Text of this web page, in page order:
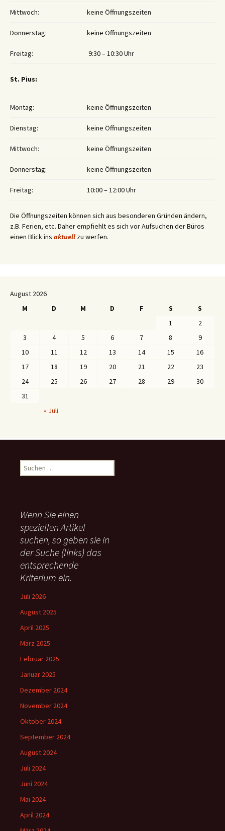
Mittwoch: keine Öffnungszeiten
Donnerstag: keine Öffnungszeiten
Freitag: 9:30 – 10:30 Uhr
St. Pius:
Montag: keine Öffnungszeiten
Dienstag: keine Öffnungszeiten
Mittwoch: keine Öffnungszeiten
Donnerstag: keine Öffnungszeiten
Freitag: 10:00 – 12:00 Uhr
Die Öffnungszeiten können sich aus besonderen Gründen ändern,
z.B. Ferien, etc. Daher empfiehlt es sich vor Aufsuchen der Büros
einen Blick ins aktuell zu werfen.
August 2026
M
D M D F S
S
1
2
3
4 5 6 7 8
9
10
11 12 13 14 15
16
17
18 19 20 21 22
23
24
25 26 27 28 29
30
31
« Juli
u
n
n
a
c
:
Wenn Sie einen
speziellen Artikel
suchen, so geben sie in
der Suche (links) das
entsprechende
Kriterium ein.
Juli 2026
August 2025
April 2025
März 2025
Februar 2025
Januar 2025
Dezember 2024
November 2024
Oktober 2024
September 2024
August 2024
Juli 2024
Juni 2024
Mai 2024
April 2024